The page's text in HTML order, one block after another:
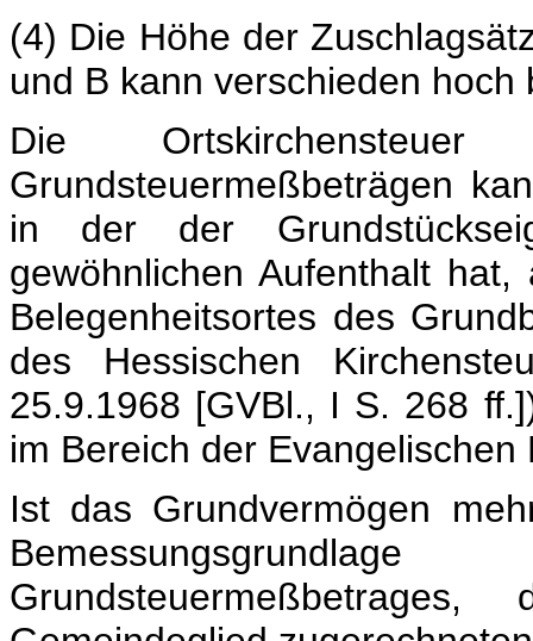
(4) Die Höhe der
und B kann verschieden hoch
Die
Grundsteuermeßbeträgen
in der der
gewöhnlichen Aufenthalt
Belegenheitsortes des
des Hessischen
25.9.1968 [GVBl., I S. 268
im Bereich der
Ist das Grundvermögen